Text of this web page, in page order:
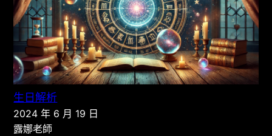
生日解析
2024 年 6 月 19 日
露娜老師